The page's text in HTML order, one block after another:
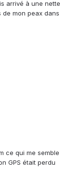
arrivé à une nette
de mon peax dans
ce qui me semble
GPS était perdu